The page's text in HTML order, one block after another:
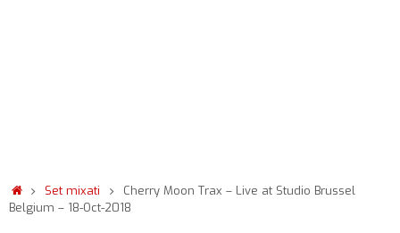
Set mixati
Cherry Moon Trax – Live at Studio Brussel
Belgium – 18-Oct-2018